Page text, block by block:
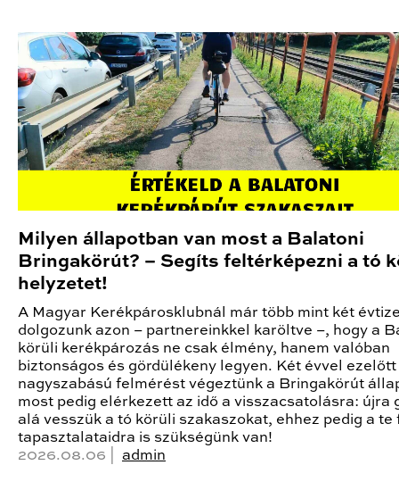
Milyen állapotban van most a Balatoni
Bringakörút? – Segíts feltérképezni a tó
helyzetet!
A Magyar Kerékpárosklubnál már több mint két
dolgozunk azon – partnereinkkel karöltve –, hogy a
körüli kerékpározás ne csak élmény, hanem valóban
biztonságos és gördülékeny legyen. Két évvel ezelőtt
nagyszabású felmérést végeztünk a Bringakörút
most pedig elérkezett az idő a visszacsatolásra: újra
alá vesszük a tó körüli szakaszokat, ehhez pedig a te
tapasztalataidra is szükségünk van!
2026.08.06 | admin